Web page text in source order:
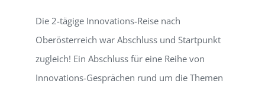
Die 2-tägige Innovations-Reise nach
Oberösterreich war Abschluss und Startpunkt
zugleich! Ein Abschluss für eine Reihe von
Innovations-Gesprächen rund um die Themen